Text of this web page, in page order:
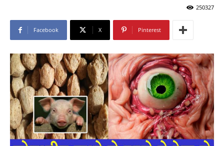
250327
Facebook X Pinterest